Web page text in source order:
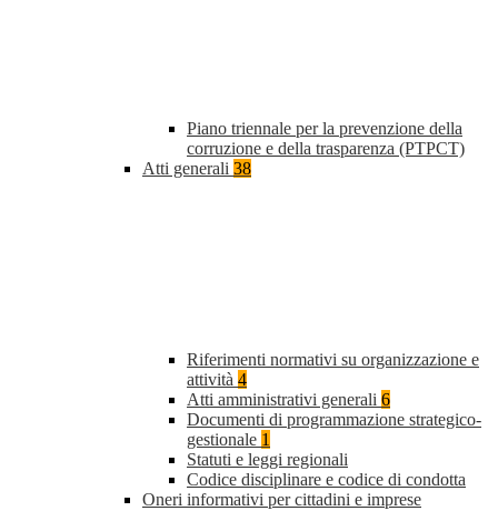
Piano triennale per la prevenzione della
corruzione e della trasparenza (PTPCT)
Atti generali 38
Riferimenti normativi su organizzazione e
attività 4
Atti amministrativi generali 6
Documenti di programmazione strategico-
gestionale 1
Statuti e leggi regionali
Codice disciplinare e codice di condotta
Oneri informativi per cittadini e imprese